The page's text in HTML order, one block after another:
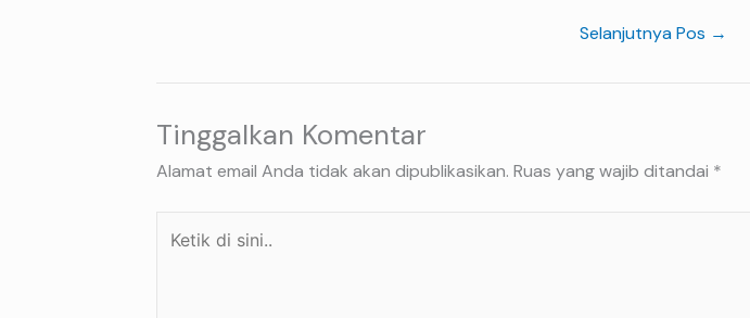
Selanjutnya Pos →
Tinggalkan Komentar
Alamat email Anda tidak akan dipublikasikan. Ruas yang wajib ditandai *